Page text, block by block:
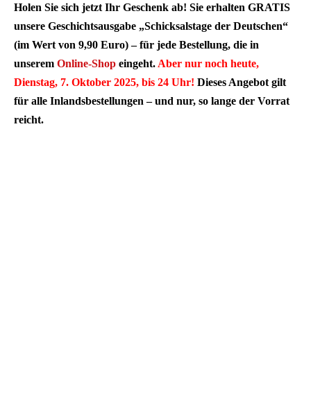
Holen Sie sich jetzt Ihr Geschenk ab! Sie erhalten GRATIS
unsere Geschichtsausgabe „Schicksalstage der Deutschen“
(im Wert von 9,90 Euro) – für jede Bestellung, die in
unserem Online-Shop eingeht. Aber nur noch heute,
Dienstag, 7. Oktober 2025, bis 24 Uhr! Dieses Angebot gilt
für alle Inlandsbestellungen – und nur, so lange der Vorrat
reicht.